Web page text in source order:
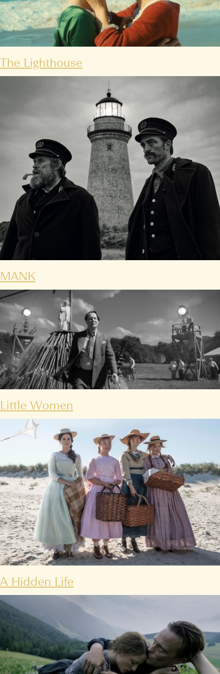
The Lighthouse
MANK
Little Women
A Hidden Life